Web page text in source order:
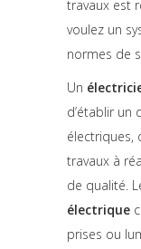
travaux est
voulez un
normes de
Un
d’établir un
électriques,
travaux à
de qualité.
électrique
prises ou